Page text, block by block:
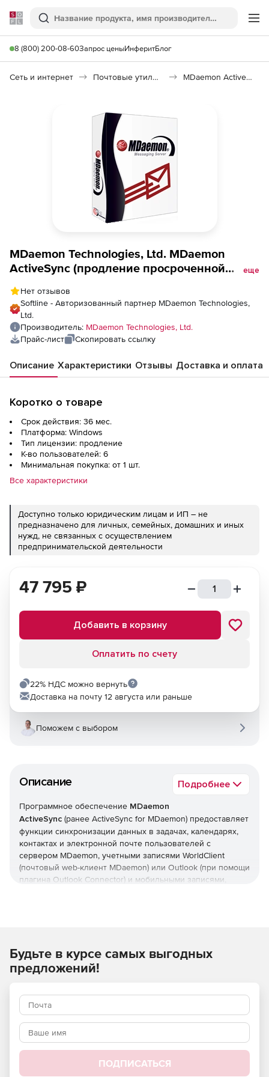
Softline
Поиск
8 (800) 200-08-60Запрос ценыИнферитБлог
Сеть и интернет Почтовые утилиты MDaemon ActiveSync
MDaemon Technologies, Ltd. MDaemon
ActiveSync (продление просроченной
еще
Нет отзывов
Softline - Авторизованный партнер MDaemon Technologies,
Ltd.
Производитель: MDaemon Technologies, Ltd.
Прайс-лист
Скопировать ссылку
Описание Характеристики Отзывы Доставка и оплата
Коротко о товаре
Срок действия: 36 мес.
Платформа: Windows
Тип лицензии: продление
К-во пользователей: 6
Минимальная покупка: от 1 шт.
Все характеристики
Доступно только юридическим лицам и ИП – не
предназначено для личных, семейных, домашних и иных
нужд, не связанных с осуществлением
предпринимательской деятельности
Описание Подробнее
Программное обеспечение MDaemon
ActiveSync (ранее ActiveSync for MDaemon) предоставляет
функции синхронизации данных в задачах, календарях,
контактах и электронной почте пользователей с
сервером MDaemon, учетными записями WorldClient
(почтовый web-клиент MDaemon) или Outlook (при помощи
плагина Outlook Connector) и мобильными записями,
включают в себя настройку политик для доступа
устройств, удаленное стирание данных, автоматическое
обнаружение устройств, синхронизацию множества
передачи по протоколу SSL, создание белых и черных
списков устройств, отключение от неактивных устройств
и контроль использования протоколов для устройств.
Преимущества MDaemon ActiveSync:
47 795 ₽
Добавить в корзину
Оплатить по счету
22% НДС можно вернуть
Доставка на почту 12 августа или раньше
Поможем с выбором
Будьте в курсе самых выгодных
предложений!
ПОДПИСАТЬСЯ